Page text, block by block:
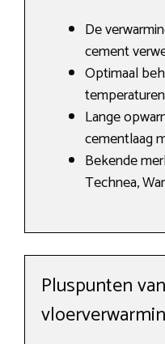
De
cement
Optimaal
Lange
cementlaag
Bekende
Technea,
Pluspunten